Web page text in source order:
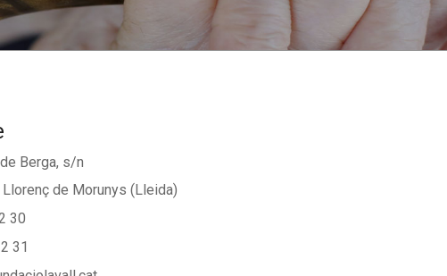
Berga, s/n
de Morunys (Lleida)
30
31